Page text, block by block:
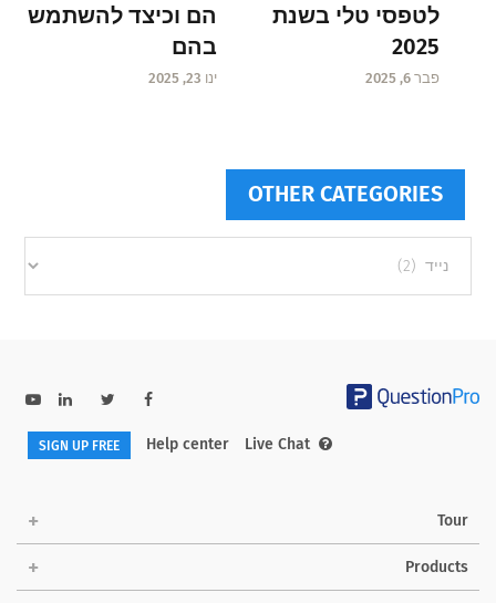
לטפסי טלי בשנת
2025
פבר 6, 2025
הם וכיצד להשתמש
בהם
ינו 23, 2025
OTHER CATEGORIES
categories
Help center Live Chat
SIGN UP FREE
Tour
Products